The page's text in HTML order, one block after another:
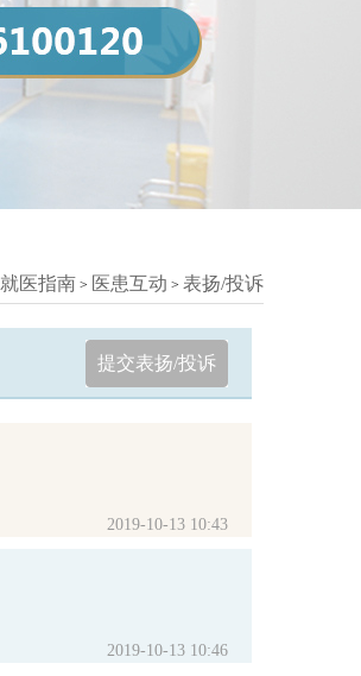
就医指南 > 医患互动 > 表扬/投诉
提交表扬/投诉
2019-10-13 10:43
2019-10-13 10:46